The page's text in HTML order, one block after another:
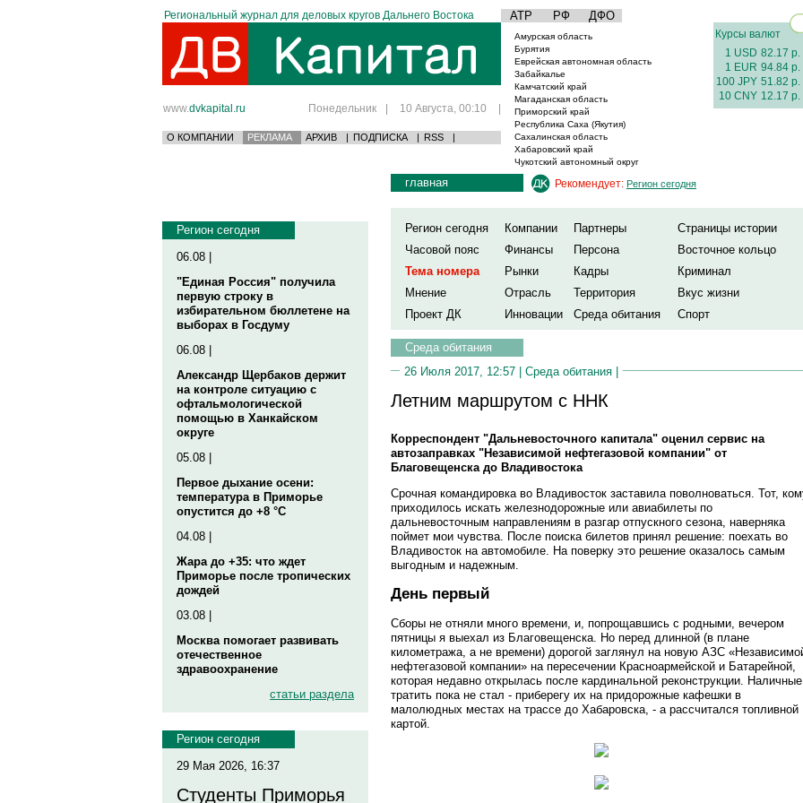
Региональный журнал для деловых кругов Дальнего Востока АТР РФ ДФО
www.dvkapital.ru Понедельник | 10 Августа, 00:10 |
О КОМПАНИИ РЕКЛАМА АРХИВ | ПОДПИСКА | RSS |
Амурская область
Бурятия
Еврейская автономная область
Забайкалье
Камчатский край
Магаданская область
Приморский край
Республика Саха (Якутия)
Сахалинская область
Хабаровский край
Чукотский автономный округ
Курсы валют
1 USD 82.17 р.
1 EUR 94.84 р.
100 JPY 51.82 р.
10 CNY 12.17 р.
Регион сегодня
06.08 |
"Единая Россия" получила
первую строку в
избирательном бюллетене на
выборах в Госдуму
06.08 |
Александр Щербаков держит
на контроле ситуацию с
офтальмологической
помощью в Ханкайском
округе
05.08 |
Первое дыхание осени:
температура в Приморье
опустится до +8 °C
04.08 |
Жара до +35: что ждет
Приморье после тропических
дождей
03.08 |
Москва помогает развивать
отечественное
здравоохранение
статьи раздела
Регион сегодня
29 Мая 2026, 16:37
Студенты Приморья
главная Рекомендует: Регион сегодня
Регион сегодня Компании Партнеры
Страницы истории
Часовой пояс
Финансы Персона
Восточное кольцо
Тема номера
Рынки Кадры
Криминал
Мнение
Отрасль Территория
Вкус жизни
Проект ДК
Инновации Среда обитания Спорт
Среда обитания
26 Июля 2017, 12:57 | Среда обитания |
Летним маршрутом с ННК
Корреспондент "Дальневосточного капитала" оценил сервис на
автозаправках "Независимой нефтегазовой компании" от
Благовещенска до Владивостока
Срочная командировка во Владивосток заставила поволноваться. Тот,
приходилось искать железнодорожные или авиабилеты по
дальневосточным направлениям в разгар отпускного сезона, наверняка
поймет мои чувства. После поиска билетов принял решение: поехать во
Владивосток на автомобиле. На поверку это решение оказалось самым
выгодным и надежным.
День первый
Сборы не отняли много времени, и, попрощавшись с родными, вечером
пятницы я выехал из Благовещенска. Но перед длинной (в плане
километража, а не времени) дорогой заглянул на новую АЗС
нефтегазовой компании» на пересечении Красноармейской и Батарейной,
которая недавно открылась после кардинальной реконструкции. Наличные
тратить пока не стал - приберегу их на придорожные кафешки в
малолюдных местах на трассе до Хабаровска, - а рассчитался топливной
картой.